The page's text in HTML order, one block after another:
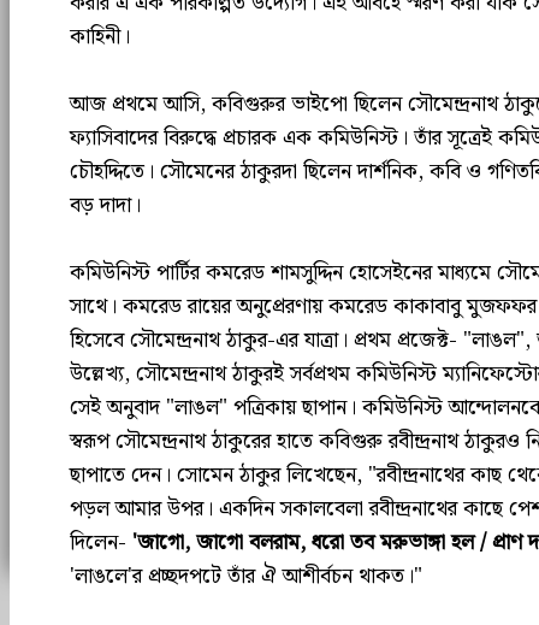
কাহিনী।
আজ প্রথমে আসি, কবিগুরুর ভাইপো ছিলেন সৌমেন্দ্রনাথ
ফ্যাসিবাদের বিরুদ্ধে প্রচারক এক কমিউনিস্ট। তাঁর সূত্রেই
চৌহদ্দিতে। সৌমেনের ঠাকুরদা ছিলেন দার্শনিক, কবি ও
বড় দাদা।
কমিউনিস্ট পার্টির কমরেড শামসুদ্দিন হোসেইনের মাধ্যমে
সাথে। কমরেড রায়ের অনুপ্রেরণায় কমরেড কাকাবাবু মুজফফর
হিসেবে সৌমেন্দ্রনাথ ঠাকুর-এর যাত্রা। প্রথম প্রজেক্ট-
উল্লেখ্য, সৌমেন্দ্রনাথ ঠাকুরই সর্বপ্রথম কমিউনিস্ট
সেই অনুবাদ "লাঙল" পত্রিকায় ছাপান। কমিউনিস্ট
স্বরূপ সৌমেন্দ্রনাথ ঠাকুরের হাতে কবিগুরু রবীন্দ্রনাথ
ছাপাতে দেন। সোমেন ঠাকুর লিখেছেন, "রবীন্দ্রনাথের কাছ
পড়ল আমার উপর। একদিন সকালবেলা রবীন্দ্রনাথের কাছে
দিলেন- 'জাগো, জাগো বলরাম, ধরো তব মরুভাঙ্গা হল / প্রাণ
'লাঙলে'র প্রচ্ছদপটে তাঁর ঐ আশীর্বচন থাকত।"